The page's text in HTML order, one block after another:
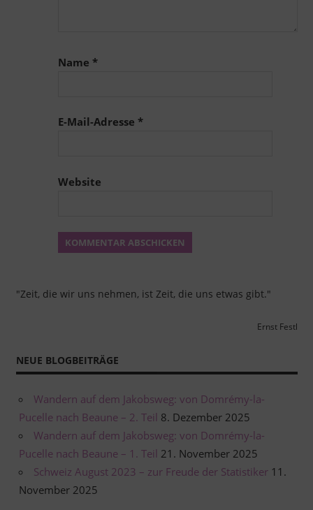
Name *
E-Mail-Adresse *
Website
"Zeit, die wir uns nehmen, ist Zeit, die uns etwas gibt."
Ernst Festl
NEUE BLOGBEITRÄGE
Wandern auf dem Jakobsweg: von Domrémy-la-
Pucelle nach Beaune – 2. Teil 8. Dezember 2025
Wandern auf dem Jakobsweg: von Domrémy-la-
Pucelle nach Beaune – 1. Teil 21. November 2025
Schweiz August 2023 – zur Freude der Statistiker 11.
November 2025